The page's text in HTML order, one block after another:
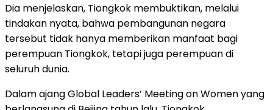
Dia menjelaskan, Tiongkok membuktikan, melalui
tindakan nyata, bahwa pembangunan negara
tersebut tidak hanya memberikan manfaat bagi
perempuan Tiongkok, tetapi juga perempuan di
seluruh dunia.
Dalam ajang Global Leaders’ Meeting on Women yang